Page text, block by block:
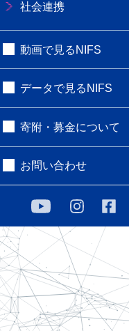
社会連携
動画で見るNIFS
データで見るNIFS
寄附・募金について
お問い合わせ